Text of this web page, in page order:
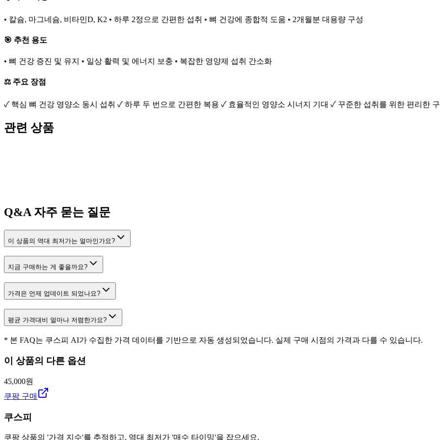
• 칼슘, 마그네슘, 비타민D, K2 • 하루 2정으로 간편한 섭취 • 뼈 건강에 종합적 도움 • 2개월분 대용량 구성
🎯 추천 용도
• 뼈 건강 증진 및 유지 • 일상 활력 및 에너지 보충 • 복잡한 영양제 섭취 간소화
⚖️ 주요 장점
✓ 핵심 뼈 건강 영양소 동시 섭취 ✓ 하루 두 번으로 간편한 복용 ✓ 효율적인 영양소 시너지 기대 ✓ 꾸준한 섭취를 위한 편리한
관련 상품
Q&A 자주 묻는 질문
이 상품의 역대 최저가는 얼마인가요?
지금 구매하는 게 좋을까요?
가격은 언제 업데이트 되었나요?
평균 가격대비 얼마나 저렴한가요?
* 본 FAQ는 쿠스피 AI가 수집한 가격 데이터를 기반으로 자동 생성되었습니다. 실제 구매 시점의 가격과 다를 수 있습니다.
이 상품의 다른 옵션
45,000원
쿠팡 구매
쿠스피
쿠팡 상품의 '가격 지수'를 추적하고, 역대 최저가 '매수 타이밍'을 잡으세요.